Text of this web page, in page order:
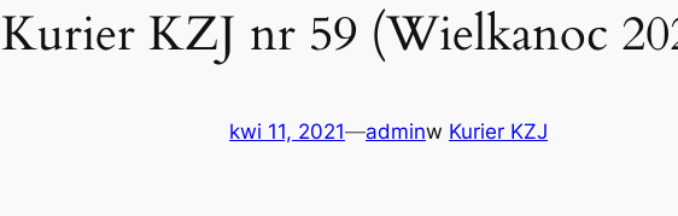
Kurier KZJ nr 59 (Wielkanoc
kwi 11, 2021—adminw Kurier KZJ